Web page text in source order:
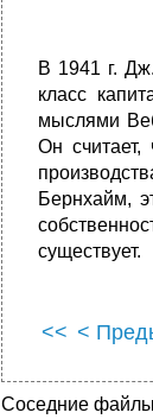
В 1941 г.
класс
мыслями
Он считает,
Бернхайм,
существует.
<< <
Соседние